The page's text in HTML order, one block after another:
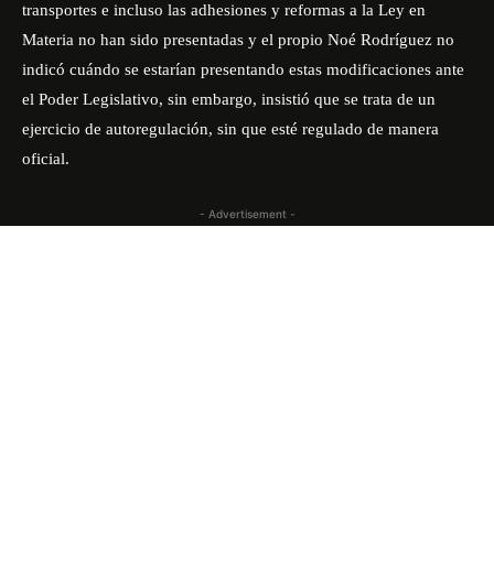
transportes e incluso las adhesiones y reformas a la Ley en
Materia no han sido presentadas y el propio Noé Rodríguez no
indicó cuándo se estarían presentando estas modificaciones ante
el Poder Legislativo, sin embargo, insistió que se trata de un
ejercicio de autoregulación, sin que esté regulado de manera
oficial.
- Advertisement -